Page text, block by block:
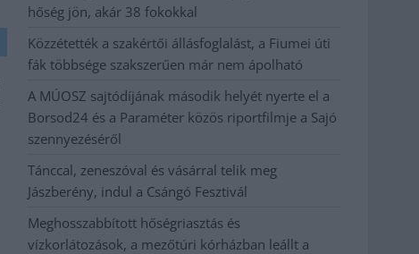
hőség jön, akár 38 fokokkal
Közzétették a szakértői állásfoglalást, a Fiumei úti
fák többsége szakszerűen már nem ápolható
A MÚOSZ sajtódíjának második helyét nyerte el a
Borsod24 és a Paraméter közös riportfilmje a Sajó
szennyezéséről
Tánccal, zeneszóval és vásárral telik meg
Jászberény, indul a Csángó Fesztivál
Meghosszabbított hőségriasztás és
vízkorlátozások, a mezőtúri kórházban leállt a